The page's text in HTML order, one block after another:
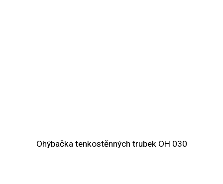
Ohýbačka tenkostěnných trubek OH 030